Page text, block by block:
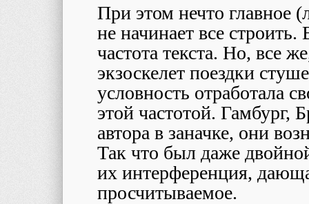
При этом нечто главное
не начинает все строить.
частота текста. Но, все
экзоскелет поездки
условность отработала
этой частотой. Гамбург,
автора в заначке, они
Так что был даже
их интерференция,
просчитываемое.